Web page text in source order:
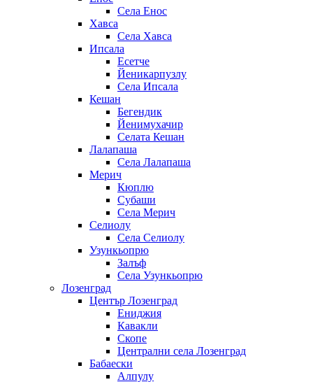
Села Енос
Хавса
Села Хавса
Ипсала
Есетче
Йеникарпузлу
Села Ипсала
Кешан
Бегендик
Йенимухачир
Селата Кешан
Лалапаша
Села Лалапаша
Мерич
Кюплю
Субаши
Села Мерич
Селиолу
Села Селиолу
Узункьопрю
Залъф
Села Узункьопрю
Лозенград
Център Лозенград
Ениджия
Кавакли
Скопе
Централни села Лозенград
Бабаески
Алпулу